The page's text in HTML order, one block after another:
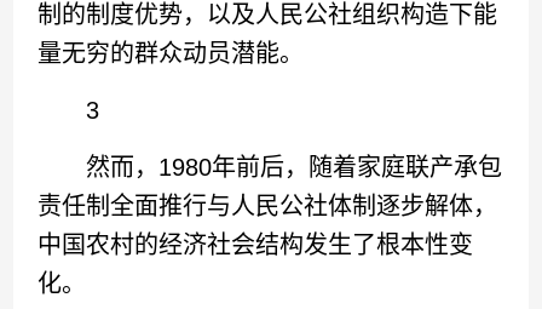
制的制度优势，以及人民公社组织构造下能
量无穷的群众动员潜能。
3
然而，1980年前后，随着家庭联产承包
责任制全面推行与人民公社体制逐步解体，
中国农村的经济社会结构发生了根本性变
化。